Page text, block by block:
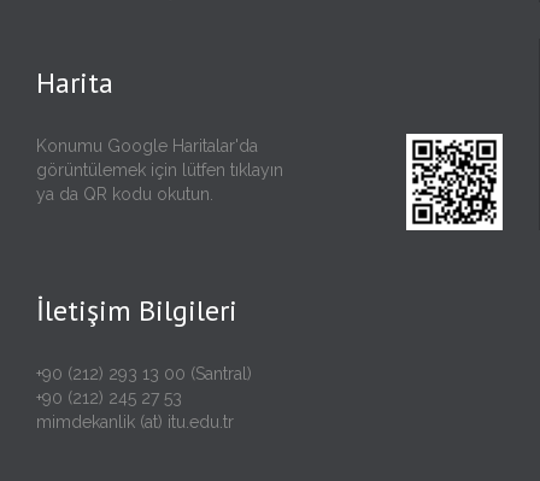
Harita
Konumu Google Haritalar'da
görüntülemek için lütfen tıklayın
ya da QR kodu okutun.
İletişim Bilgileri
+90 (212) 293 13 00 (Santral)
+90 (212) 245 27 53
mimdekanlik (at) itu.edu.tr